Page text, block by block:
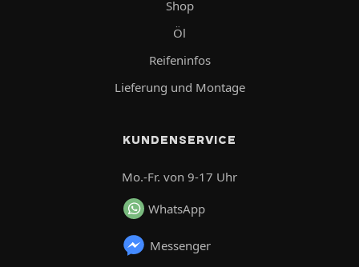
Shop
Öl
Reifeninfos
Lieferung und Montage
KUNDENSERVICE
Mo.-Fr. von 9-17 Uhr
WhatsApp
Messenger